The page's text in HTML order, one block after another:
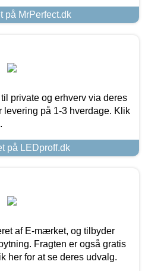
på MrPerfect.dk
private og erhverv via deres
levering på 1-3 hverdage. Klik
på LEDproff.dk
af E-mærket, og tilbyder
Fragten er også gratis
her for at se deres udvalg.